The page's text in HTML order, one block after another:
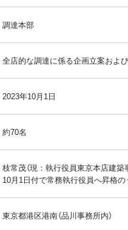
調達本部
全店的な調達に係る企画立案およ
2023年10月1日
約70名
枝常茂（現：執行役員東京本店建
10月1日付で常務執行役員へ昇格
東京都港区港南（品川事務所内）